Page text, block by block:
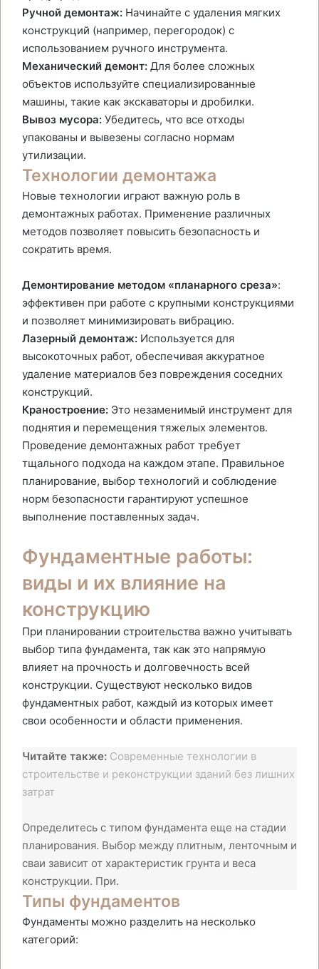
Ручной демонтаж: Начинайте с удаления мягких
конструкций (например, перегородок) с
использованием ручного инструмента.
Механический демонт: Для более сложных
объектов используйте специализированные
машины, такие как экскаваторы и дробилки.
Вывоз мусора: Убедитесь, что все отходы
упакованы и вывезены согласно нормам
утилизации.
Технологии демонтажа
Новые технологии играют важную роль в
демонтажных работах. Применение различных
методов позволяет повысить безопасность и
сократить время.
Демонтирование методом «планарного среза»:
эффективен при работе с крупными конструкциями
и позволяет минимизировать вибрацию.
Лазерный демонтаж: Используется для
высокоточных работ, обеспечивая аккуратное
удаление материалов без повреждения соседних
конструкций.
Краностроение: Это незаменимый инструмент для
поднятия и перемещения тяжелых элементов.
Проведение демонтажных работ требует
тщального подхода на каждом этапе. Правильное
планирование, выбор технологий и соблюдение
норм безопасности гарантируют успешное
выполнение поставленных задач.
Фундаментные работы:
виды и их влияние на
конструкцию
При планировании строительства важно учитывать
выбор типа фундамента, так как это напрямую
влияет на прочность и долговечность всей
конструкции. Существуют несколько видов
фундаментных работ, каждый из которых имеет
свои особенности и области применения.
Читайте также: Современные технологии в
строительстве и реконструкции зданий без лишних
затрат
Определитесь с типом фундамента еще на стадии
планирования. Выбор между плитным, ленточным и
сваи зависит от характеристик грунта и веса
конструкции. При.
Типы фундаментов
Фундаменты можно разделить на несколько
категорий: